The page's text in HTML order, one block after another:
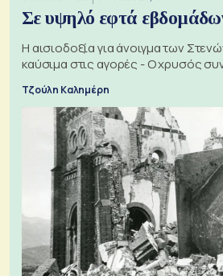
Σε υψηλό εφτά
Η αισιοδοξία για άνοιγμα των
καύσιμα στις αγορές - Ο χρυσός
Τζούλη Καλημέρη